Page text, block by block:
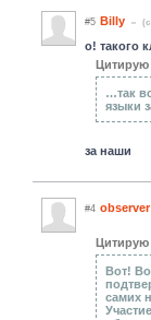
#5 Billy (c
о! такого
Цитирую
…так
языки
за наши
#4 observer
Цитирую
Вот!
самих